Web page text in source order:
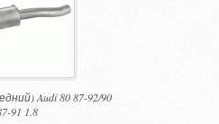
Audi 80 87-92/90
91 1.8